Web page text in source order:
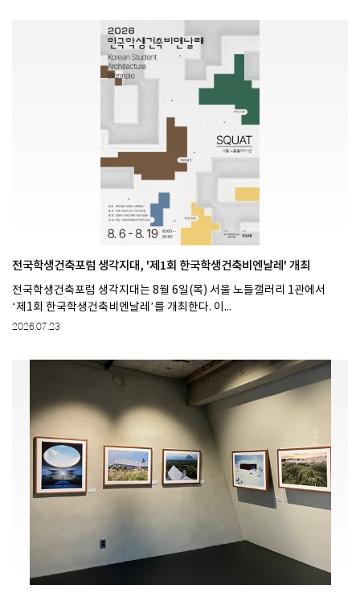
전국학생건축포럼 생각지대, '제1회 한국학생건축비엔날레' 개최
전국학생건축포럼 생각지대는 8월 6일(목) 서울 노들갤러리 1관에서
‘제1회 한국학생건축비엔날레’를 개최한다. 이...
2026.07.23